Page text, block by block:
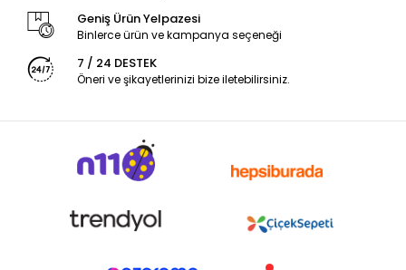
Geniş Ürün Yelpazesi
Binlerce ürün ve kampanya seçeneği
7 / 24 DESTEK
Öneri ve şikayetlerinizi bize iletebilirsiniz.